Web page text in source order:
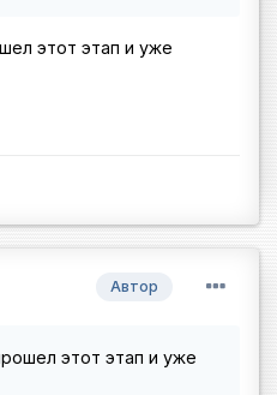
этот этап и уже
Автор
этот этап и уже